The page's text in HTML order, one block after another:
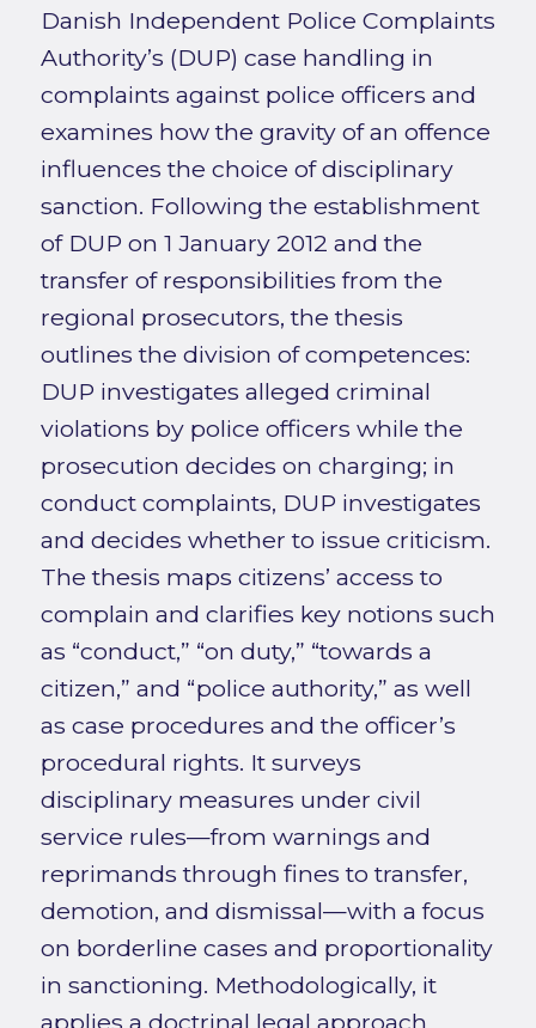
Danish Independent Police Complaints
Authority’s (DUP) case handling in
complaints against police officers and
examines how the gravity of an offence
influences the choice of disciplinary
sanction. Following the establishment
of DUP on 1 January 2012 and the
transfer of responsibilities from the
regional prosecutors, the thesis
outlines the division of competences:
DUP investigates alleged criminal
violations by police officers while the
prosecution decides on charging; in
conduct complaints, DUP investigates
and decides whether to issue criticism.
The thesis maps citizens’ access to
complain and clarifies key notions such
as “conduct,” “on duty,” “towards a
citizen,” and “police authority,” as well
as case procedures and the officer’s
procedural rights. It surveys
disciplinary measures under civil
service rules—from warnings and
reprimands through fines to transfer,
demotion, and dismissal—with a focus
on borderline cases and proportionality
in sanctioning. Methodologically, it